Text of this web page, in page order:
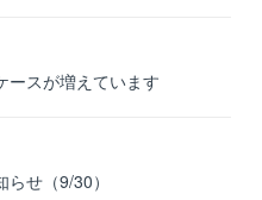
ースが増えています
せ（9/30）